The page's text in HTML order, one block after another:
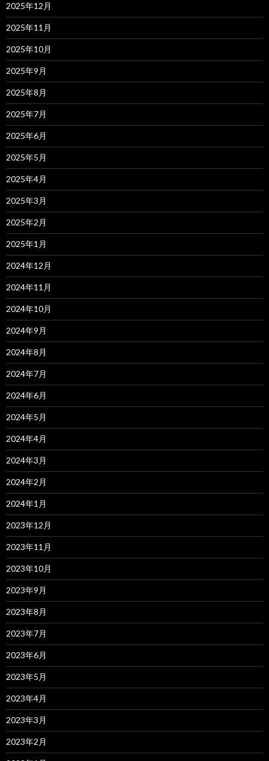
2025年12月
2025年11月
2025年10月
2025年9月
2025年8月
2025年7月
2025年6月
2025年5月
2025年4月
2025年3月
2025年2月
2025年1月
2024年12月
2024年11月
2024年10月
2024年9月
2024年8月
2024年7月
2024年6月
2024年5月
2024年4月
2024年3月
2024年2月
2024年1月
2023年12月
2023年11月
2023年10月
2023年9月
2023年8月
2023年7月
2023年6月
2023年5月
2023年4月
2023年3月
2023年2月